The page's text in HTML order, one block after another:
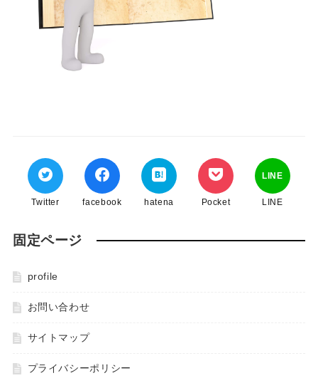
Twitter facebook hatena Pocket
LINE
LINE
固定ページ
profile
お問い合わせ
サイトマップ
プライバシーポリシー